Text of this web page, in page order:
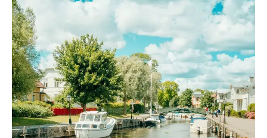
Manuellt Få hjälp
Välj tillvägagångssätt